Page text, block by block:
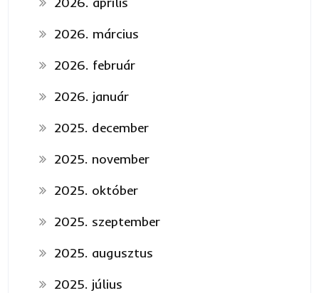
2026. március
2026. február
2026. január
2025. december
2025. november
2025. október
2025. szeptember
2025. augusztus
2025. július